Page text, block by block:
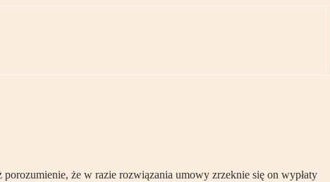
że w razie rozwiązania umowy zrzeknie się on wypłaty